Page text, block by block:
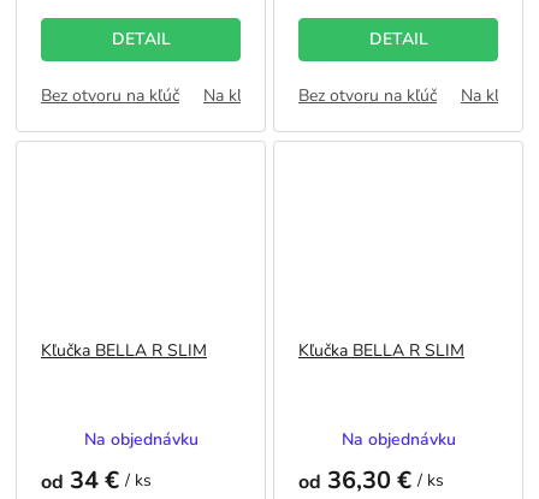
5,0
z
5
DETAIL
Bez otvoru na kľúč Na kľúč WC zámok FAB
5,0
z
5
DETAIL
Bez otvoru na kľúč Na kľúč
Kľučka BELLA R SLIM
Priemerné
produktu
Na objednávku
od 34 € / ks
Kľučka BELLA R SLIM
Priemerné
produktu
Na objednávku
od 36,30 € / ks